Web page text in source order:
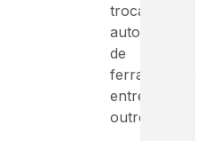
trocas
automáticas
de
ferramentas,
entre
outros.